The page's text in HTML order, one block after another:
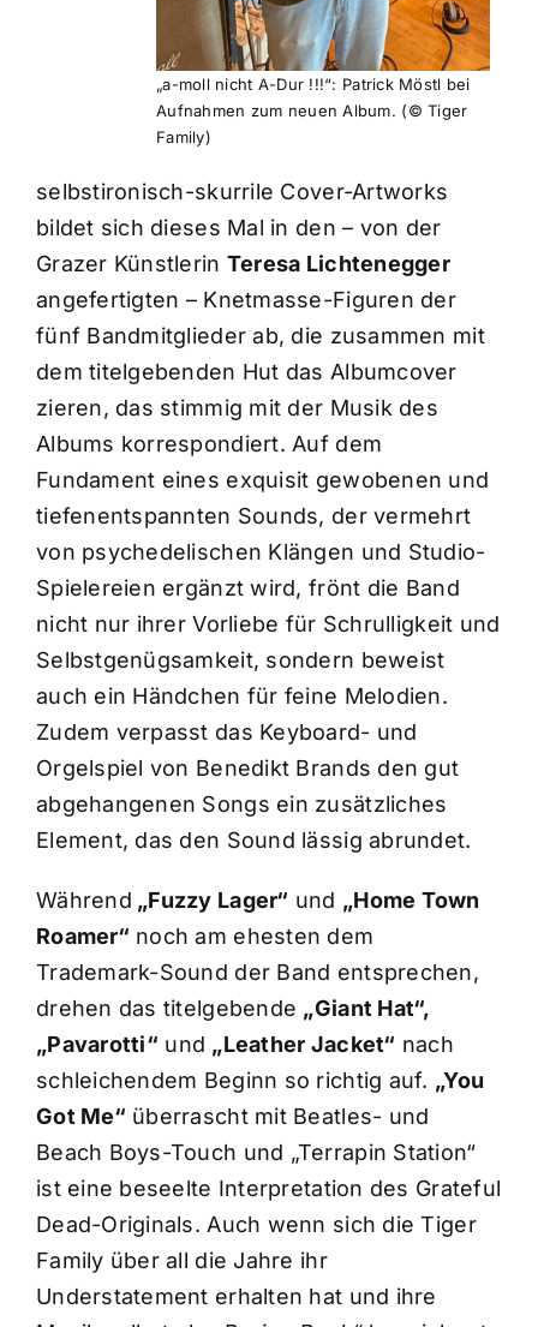
„a-moll nicht A-Dur !!!“: Patrick Möstl bei
Aufnahmen zum neuen Album. (© Tiger
Family)
selbstironisch-skurrile Cover-Artworks
bildet sich dieses Mal in den – von der
Grazer Künstlerin Teresa Lichtenegger
angefertigten – Knetmasse-Figuren der
fünf Bandmitglieder ab, die zusammen mit
dem titelgebenden Hut das Albumcover
zieren, das stimmig mit der Musik des
Albums korrespondiert. Auf dem
Fundament eines exquisit gewobenen und
tiefenentspannten Sounds, der vermehrt
von psychedelischen Klängen und Studio-
Spielereien ergänzt wird, frönt die Band
nicht nur ihrer Vorliebe für Schrulligkeit und
Selbstgenügsamkeit, sondern beweist
auch ein Händchen für feine Melodien.
Zudem verpasst das Keyboard- und
Orgelspiel von Benedikt Brands den gut
abgehangenen Songs ein zusätzliches
Element, das den Sound lässig abrundet.
Während „Fuzzy Lager“ und „Home Town
Roamer“ noch am ehesten dem
Trademark-Sound der Band entsprechen,
drehen das titelgebende „Giant Hat“,
„Pavarotti“ und „Leather Jacket“ nach
schleichendem Beginn so richtig auf. „You
Got Me“ überrascht mit Beatles- und
Beach Boys-Touch und „Terrapin Station“
ist eine beseelte Interpretation des Grateful
Dead-Originals. Auch wenn sich die Tiger
Family über all die Jahre ihr
Understatement erhalten hat und ihre